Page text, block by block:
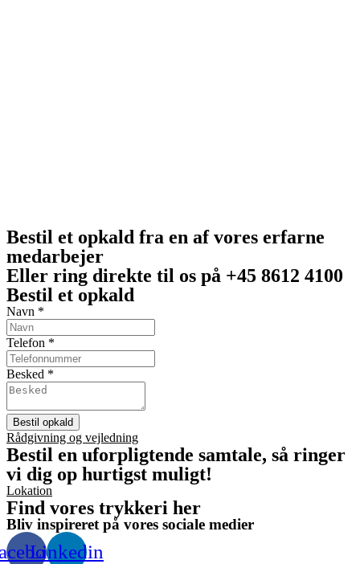
Bestil et opkald fra en af vores erfarne
medarbejer
Eller ring direkte til os på +45 8612 4100
Bestil et opkald
Navn *
Telefon *
Besked *
Bestil opkald
Rådgivning og vejledning
Bestil en uforpligtende samtale, så ringer
vi dig op hurtigst muligt!
Lokation
Find vores trykkeri her
Bliv inspireret på vores sociale medier
Linkedin